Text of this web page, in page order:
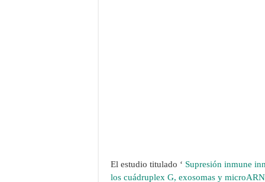
El estudio titulado ‘ Supresión inmune
los cuádruplex G, exosomas y microARN